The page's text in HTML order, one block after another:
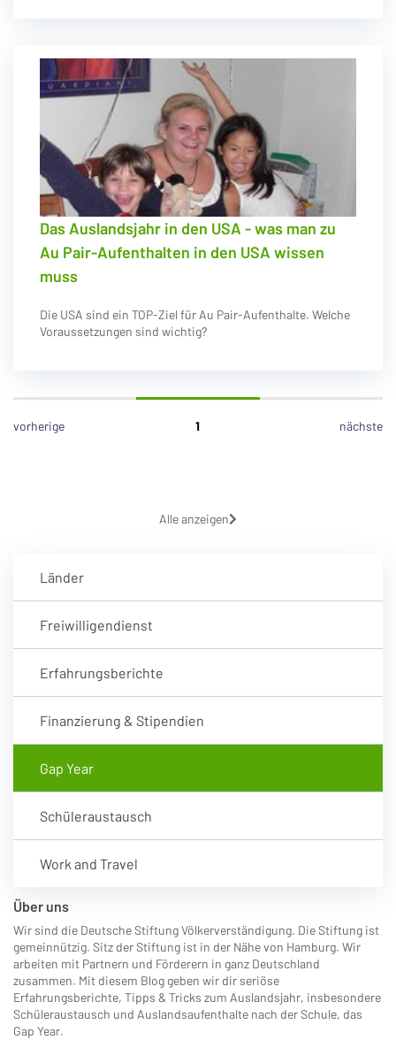
Das Auslandsjahr in den USA - was man zu
Au Pair-Aufenthalten in den USA wissen
muss
Die USA sind ein TOP-Ziel für Au Pair-Aufenthalte. Welche
Voraussetzungen sind wichtig?
vorherige 1 nächste
Alle anzeigen
Länder
Freiwilligendienst
Erfahrungsberichte
Finanzierung & Stipendien
Gap Year
Schüleraustausch
Work and Travel
Über uns
Wir sind die Deutsche Stiftung Völkerverständigung. Die Stiftung ist
gemeinnützig. Sitz der Stiftung ist in der Nähe von Hamburg. Wir
arbeiten mit Partnern und Förderern in ganz Deutschland
zusammen. Mit diesem Blog geben wir dir seriöse
Erfahrungsberichte, Tipps & Tricks zum Auslandsjahr, insbesondere
Schüleraustausch und Auslandsaufenthalte nach der Schule, das
Gap Year.